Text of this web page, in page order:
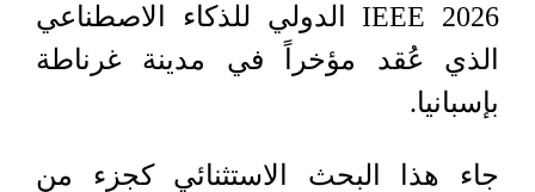
IEEE 2026 الدولي للذكاء الاصطناعي
الذي عُقد مؤخراً في مدينة غرناطة
بإسبانيا.
جاء هذا البحث الاستثنائي كجزء من